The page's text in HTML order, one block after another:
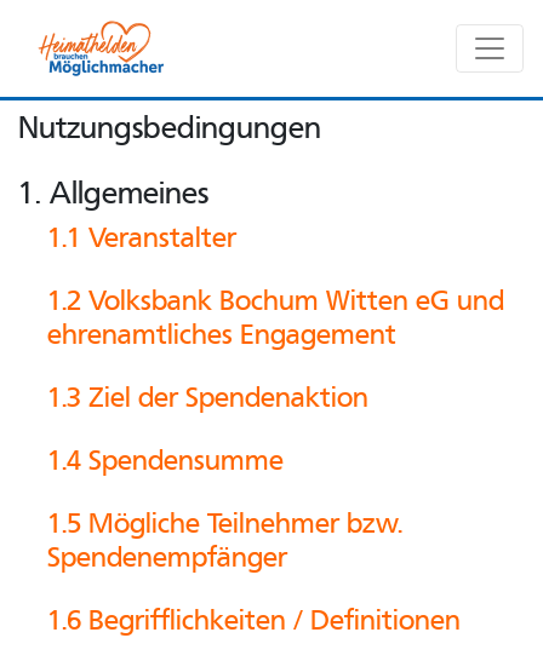
Nutzungsbedingungen
Nutzungsbedingungen
1. Allgemeines
1.1 Veranstalter
1.2 Volksbank Bochum Witten eG und
ehrenamtliches Engagement
1.3 Ziel der Spendenaktion
1.4 Spendensumme
1.5 Mögliche Teilnehmer bzw.
Spendenempfänger
1.6 Begrifflichkeiten / Definitionen